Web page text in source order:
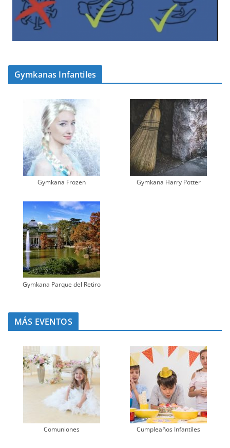
Gymkanas Infantiles
Gymkana Frozen Gymkana Harry Potter
Gymkana Parque del Retiro
MÁS EVENTOS
Comuniones Cumpleaños Infantiles